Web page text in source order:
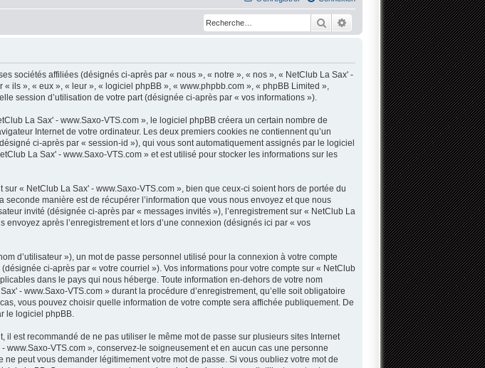
RechercherRecherche avancée
sociétés affiliées (désignés ci-après par « nous », « notre », « nos », « NetClub La Sax' -
ils », « eux », « leur », « logiciel phpBB », « www.phpbb.com », « phpBB Limited »,
session d’utilisation de votre part (désignée ci-après par « vos informations »).
La Sax' - www.Saxo-VTS.com », le logiciel phpBB créera un certain nombre de
Internet de votre ordinateur. Les deux premiers cookies ne contiennent qu’un
ci-après par « session-id »), qui vous sont automatiquement assignés par le logiciel
La Sax' - www.Saxo-VTS.com » et est utilisé pour stocker les informations sur les
« NetClub La Sax' - www.Saxo-VTS.com », bien que ceux-ci soient hors de portée du
manière est de récupérer l’information que vous nous envoyez et que nous
invité (désignée ci-après par « messages invités »), l’enregistrement sur « NetClub La
après l’enregistrement et lors d’une connexion (désignés ici par « vos
d’utilisateur »), un mot de passe personnel utilisé pour la connexion à votre compte
ci-après par « votre courriel »). Vos informations pour votre compte sur « NetClub
dans le pays qui nous héberge. Toute information en-dehors de votre nom
- www.Saxo-VTS.com » durant la procédure d’enregistrement, qu’elle soit obligatoire
vous pouvez choisir quelle information de votre compte sera affichée publiquement. De
le logiciel phpBB.
est recommandé de ne pas utiliser le même mot de passe sur plusieurs sites Internet
www.Saxo-VTS.com », conservez-le soigneusement et en aucun cas une personne
peut vous demander légitimement votre mot de passe. Si vous oubliez votre mot de